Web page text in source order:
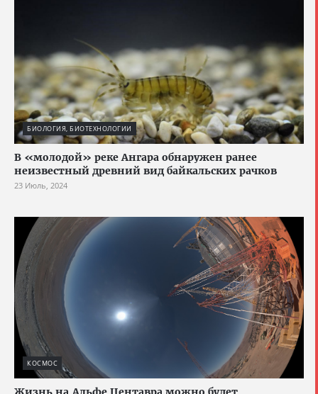
БИОЛОГИЯ, БИОТЕХНОЛОГИИ
В «молодой» реке Ангара обнаружен ранее
неизвестный древний вид байкальских рачков
23 Июль, 2024
КОСМОС